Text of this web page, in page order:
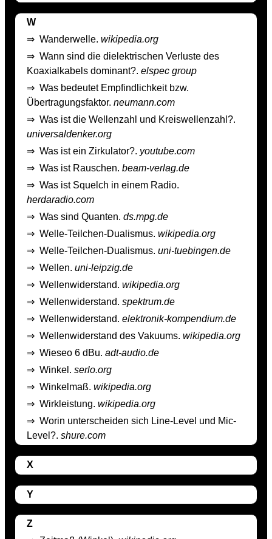
W
⇒ Wanderwelle. wikipedia.org
⇒ Wann sind die dielektrischen Verluste des
Koaxialkabels dominant?. elspec group
⇒ Was bedeutet Empfindlichkeit bzw.
Übertragungsfaktor. neumann.com
⇒ Was ist die Wellenzahl und Kreiswellenzahl?.
universaldenker.org
⇒ Was ist ein Zirkulator?. youtube.com
⇒ Was ist Rauschen. beam-verlag.de
⇒ Was ist Squelch in einem Radio.
herdaradio.com
⇒ Was sind Quanten. ds.mpg.de
⇒ Welle-Teilchen-Dualismus. wikipedia.org
⇒ Welle-Teilchen-Dualismus. uni-tuebingen.de
⇒ Wellen. uni-leipzig.de
⇒ Wellenwiderstand. wikipedia.org
⇒ Wellenwiderstand. spektrum.de
⇒ Wellenwiderstand. elektronik-kompendium.de
⇒ Wellenwiderstand des Vakuums. wikipedia.org
⇒ Wieseo 6 dBu. adt-audio.de
⇒ Winkel. serlo.org
⇒ Winkelmaß. wikipedia.org
⇒ Wirkleistung. wikipedia.org
⇒ Worin unterscheiden sich Line-Level und Mic-
Level?. shure.com
X
Y
Z